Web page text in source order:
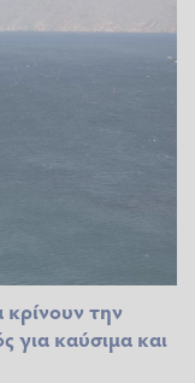
την
για καύσιμα και